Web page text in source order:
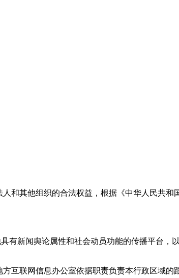
和其他组织的合法权益，根据《中华人民共
有新闻舆论属性和社会动员功能的传播平台，
互联网信息办公室依据职责负责本行政区域的